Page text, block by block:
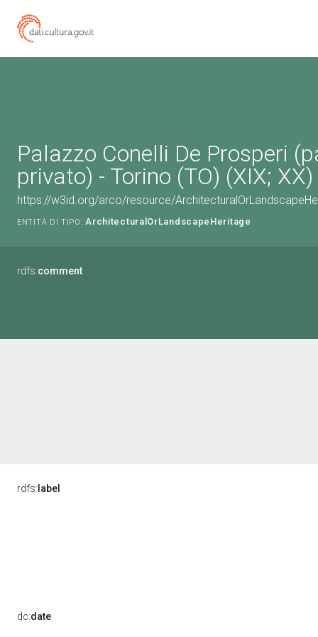
Palazzo Conelli De Prosperi
privato) - Torino (TO) (XIX; XX)
https://w3id.org/arco/resource/
ENTITÀ DI TIPO: ArchitecturalOrLandscapeHeritage
rdfs:comment
rdfs: label
dc:date